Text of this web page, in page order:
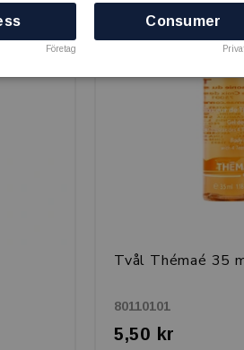
Tvål Thémaé 35
80110101
5,50 kr
Företag
Consumer